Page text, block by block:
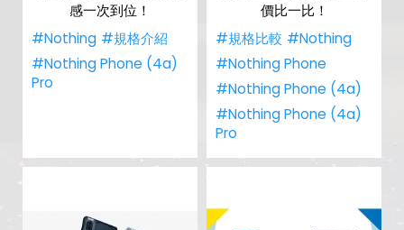
感一次到位！
#Nothing #規格介紹
#Nothing Phone (4a)
Pro
價比一比！
#規格比較 #Nothing
#Nothing Phone
#Nothing Phone (4a)
#Nothing Phone (4a)
Pro